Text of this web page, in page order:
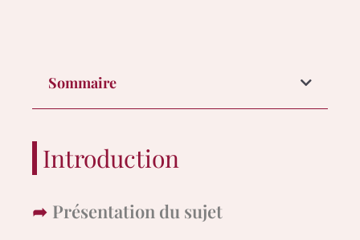
Sommaire
Introduction
Présentation du sujet